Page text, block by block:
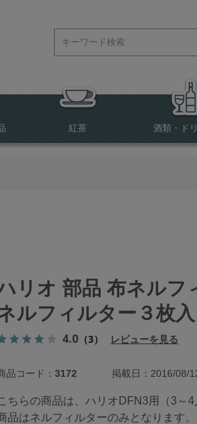
紅茶 酒類・ド
リオ 部品 布ネルフ
ルフィルター３枚入
4.0 （3） レビューを見る
品コード：3172 掲載日：2016/08/
ちらの商品は、ハリオDFN3用（3～
品はネルフィルターのみとなります。